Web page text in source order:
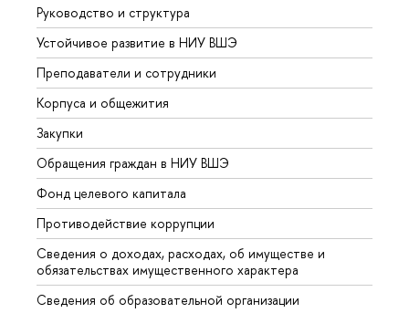
Руководство и структура
Устойчивое развитие в НИУ ВШЭ
Преподаватели и сотрудники
Корпуса и общежития
Закупки
Обращения граждан в НИУ ВШЭ
Фонд целевого капитала
Противодействие коррупции
Сведения о доходах, расходах, об имуществе и
обязательствах имущественного характера
Сведения об образовательной организации